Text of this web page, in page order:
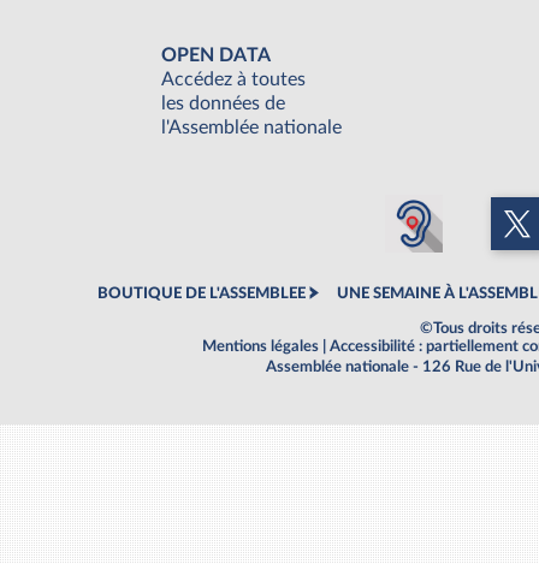
OPEN DATA
Accédez à toutes
les données de
l'Assemblée nationale
BOUTIQUE DE L'ASSEMBLEE UNE SEMAINE À
©Tous droits
Mentions légales
Accessibilité : partiellement
Assemblée nationale - 126 Rue de